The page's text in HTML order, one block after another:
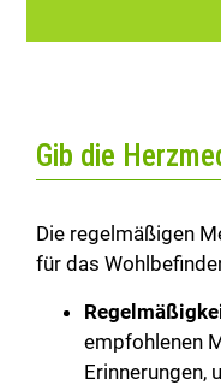
Gib die
Die regelmäßigen
für das
empfohlenen
Erinnerungen,